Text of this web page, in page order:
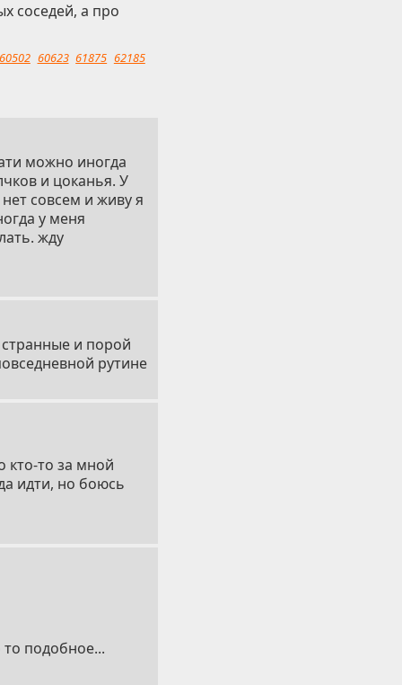
соседей, а про
60502 60623 61875 62185
можно иногда
и цоканья. У
совсем и живу я
у меня
жду
и порой
рутине
кто-то за мной
идти, но боюсь
подобное...